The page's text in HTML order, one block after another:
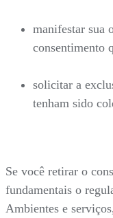
manifestar sua
consentimento
solicitar a
tenham sido
Se você retirar o
fundamentais o
Ambientes e